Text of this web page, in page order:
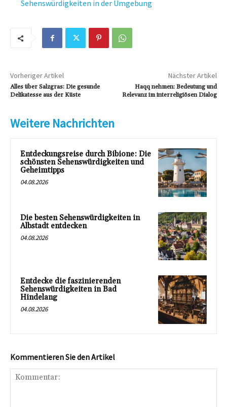
Sehenswürdigkeiten in der Umgebung
Vorheriger Artikel
Alles über Salzgras: Die gesunde
Delikatesse aus der Küste
Nächster Artikel
Haqq nehmen: Bedeutung und
Relevanz im interreligiösen Dialog
Weitere Nachrichten
Entdeckungsreise durch Bibione: Die
schönsten Sehenswürdigkeiten und
Geheimtipps
04.08.2026
Die besten Sehenswürdigkeiten in
Albstadt entdecken
04.08.2026
Entdecke die faszinierenden
Sehenswürdigkeiten in Bad
Hindelang
04.08.2026
Kommentieren Sie den Artikel